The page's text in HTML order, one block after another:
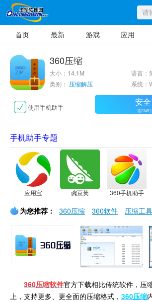
首页 最新 游戏 应用
360压缩
大小：14.1M
语言：
类别： 压缩解压 系统：
使用手机助手 安
需2345
手机助手专题
应用宝 豌豆荚 360手机助手
为您推荐： 360压缩 360软件 压缩工具
360压缩软件官方下载相比传统软件，压
上，支持更多、更全面的压缩格式， 360压缩